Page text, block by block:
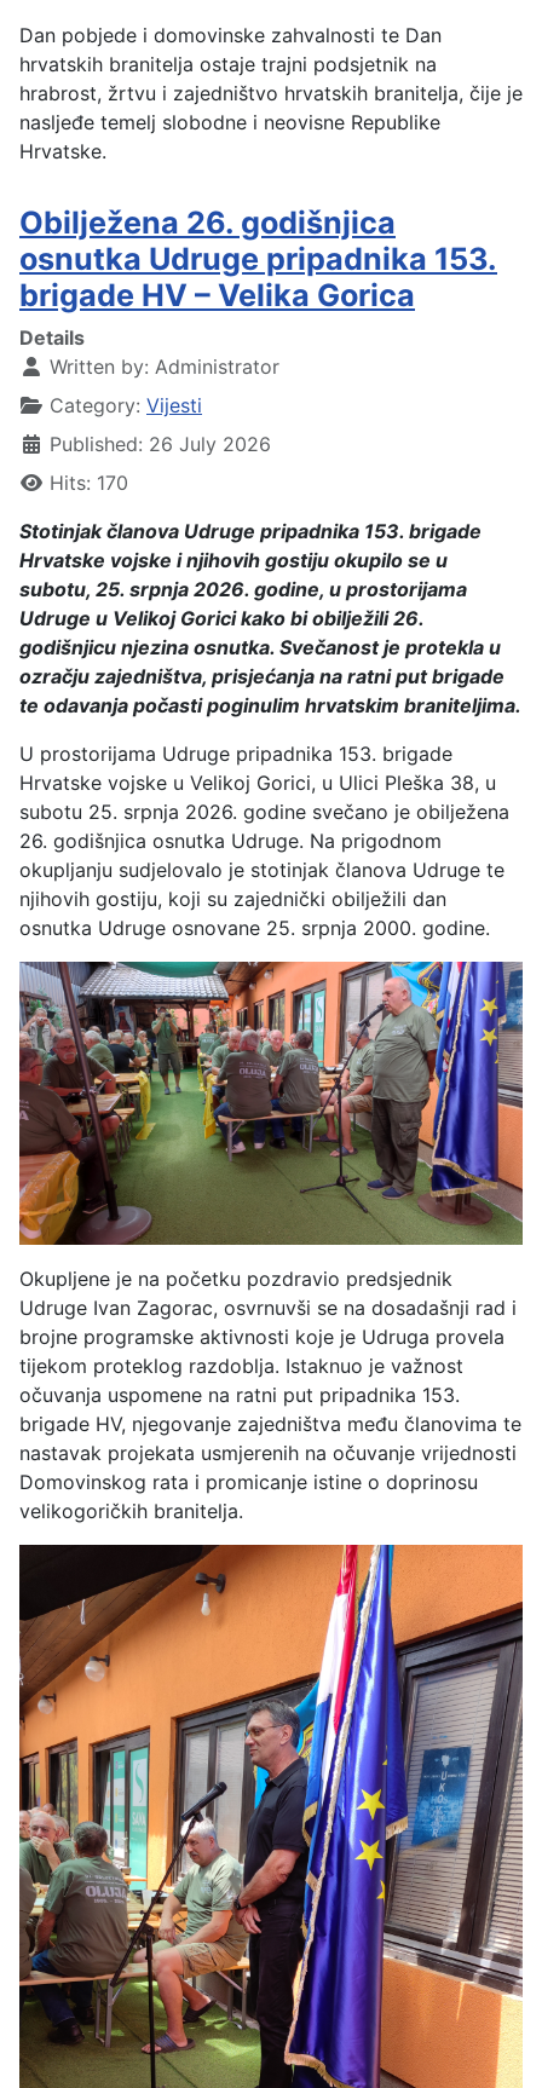
Dan pobjede i domovinske zahvalnosti te Dan
hrvatskih branitelja ostaje trajni podsjetnik na
hrabrost, žrtvu i zajedništvo hrvatskih branitelja, čije je
nasljeđe temelj slobodne i neovisne Republike
Hrvatske.
Obilježena 26. godišnjica
osnutka Udruge pripadnika 153.
brigade HV – Velika Gorica
Details
Written by: Administrator
Category: Vijesti
Published: 26 July 2026
Hits: 170
Stotinjak članova Udruge pripadnika 153. brigade
Hrvatske vojske i njihovih gostiju okupilo se u
subotu, 25. srpnja 2026. godine, u prostorijama
Udruge u Velikoj Gorici kako bi obilježili 26.
godišnjicu njezina osnutka. Svečanost je protekla u
ozračju zajedništva, prisjećanja na ratni put brigade
te odavanja počasti poginulim hrvatskim braniteljima.
U prostorijama Udruge pripadnika 153. brigade
Hrvatske vojske u Velikoj Gorici, u Ulici Pleška 38, u
subotu 25. srpnja 2026. godine svečano je obilježena
26. godišnjica osnutka Udruge. Na prigodnom
okupljanju sudjelovalo je stotinjak članova Udruge te
njihovih gostiju, koji su zajednički obilježili dan
osnutka Udruge osnovane 25. srpnja 2000. godine.
Okupljene je na početku pozdravio predsjednik
Udruge Ivan Zagorac, osvrnuvši se na dosadašnji rad i
brojne programske aktivnosti koje je Udruga provela
tijekom proteklog razdoblja. Istaknuo je važnost
očuvanja uspomene na ratni put pripadnika 153.
brigade HV, njegovanje zajedništva među članovima te
nastavak projekata usmjerenih na očuvanje vrijednosti
Domovinskog rata i promicanje istine o doprinosu
velikogoričkih branitelja.